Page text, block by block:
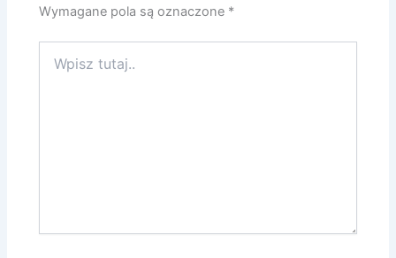
Wymagane pola są oznaczone *
tutaj..